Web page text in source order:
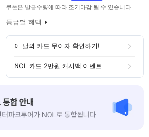
쿠폰은 발급수량에 따라 조기마감 될 수 있습니다.
등급별 혜택
이 달의 카드 무이자 확인하기!
NOL 카드 2만원 캐시백 이벤트